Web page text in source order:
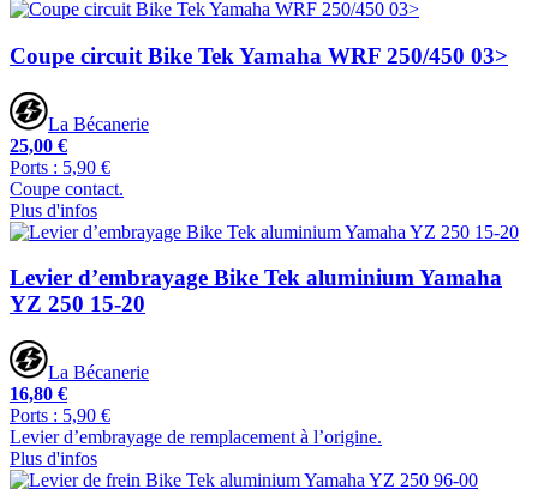
Coupe circuit Bike Tek Yamaha WRF 250/450 03>
La Bécanerie
25,00 €
Ports : 5,90 €
Coupe contact.
Plus d'infos
Levier d’embrayage Bike Tek aluminium Yamaha
YZ 250 15-20
La Bécanerie
16,80 €
Ports : 5,90 €
Levier d’embrayage de remplacement à l’origine.
Plus d'infos